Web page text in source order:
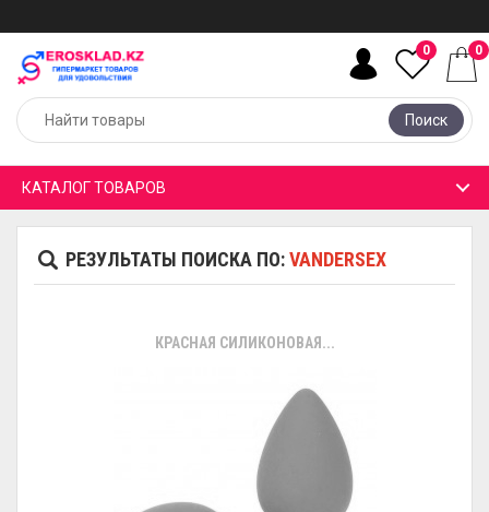
Поиск
0 0
КАТАЛОГ ТОВАРОВ
РЕЗУЛЬТАТЫ ПОИСКА ПО:VANDERSEX
КРАСНАЯ СИЛИКОНОВАЯ...